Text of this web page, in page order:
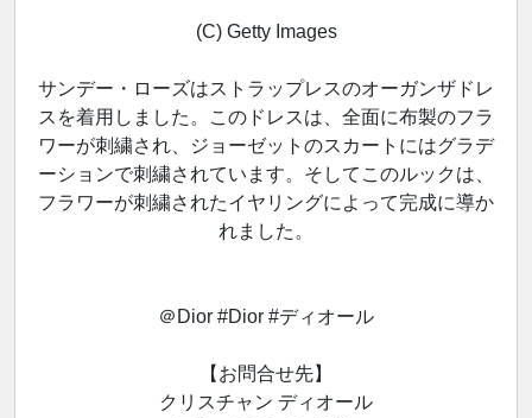
(C) Getty Images
サンデー・ローズはストラップレスのオーガンザドレ
スを着用しました。このドレスは、全面に布製のフラ
ワーが刺繍され、ジョーゼットのスカートにはグラデ
ーションで刺繍されています。そしてこのルックは、
フラワーが刺繍されたイヤリングによって完成に導か
れました。
＠Dior #Dior #ディオール
【お問合せ先】
クリスチャン ディオール